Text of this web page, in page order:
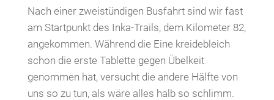
Nach einer zweistündigen Busfahrt sind wir fast
am Startpunkt des Inka-Trails, dem Kilometer 82,
angekommen. Während die Eine kreidebleich
schon die erste Tablette gegen Übelkeit
genommen hat, versucht die andere Hälfte von
uns so zu tun, als wäre alles halb so schlimm.